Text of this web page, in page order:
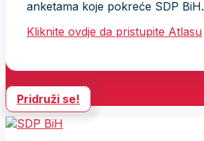
anketama koje pokreće SDP BiH.
Kliknite ovdje da pristupite Atlasu
Pridruži se!